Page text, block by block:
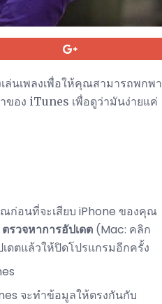
ล่นเพลงเพื่อให้คุณสามารถพกพา
อง iTunes เพื่อดูว่ามันง่ายแค่
ก่อนที่จะเสียบ iPhone ของคุณ
ตรวจหาการอัปเดต (Mac: คลิก
ดตแล้วให้ปิดโปรแกรมอีกครั้ง
จะทำข้อมูลให้ตรงกันกับ